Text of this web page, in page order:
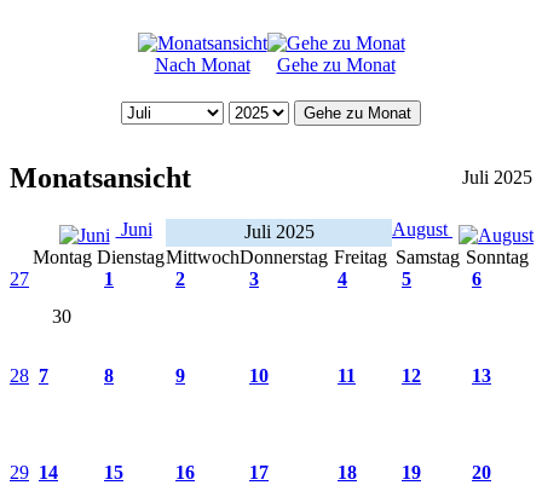
Nach Monat Gehe zu Monat
Gehe zu Monat
Monatsansicht Juli 2025
Juni Juli 2025
August
Montag DienstagMittwochDonnerstag Freitag Samstag Sonntag
27
30
1 2 3 4 5 6
28 7 8 9 10 11 12 13
29 14 15 16 17 18 19 20